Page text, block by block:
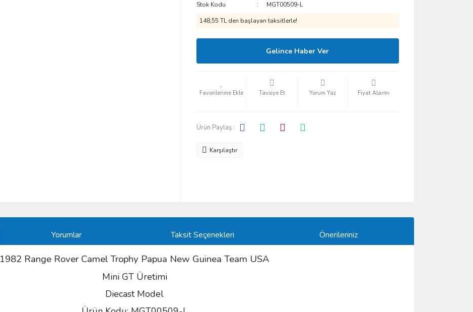
Stok Kodu
MGT00509-L
148,55 TL den başlayan taksitlerle!
Gelince Haber Ver
Tavsiye Et Yorum Yaz Fiyat Alarmı
Ürün Paylaş :
Karşılaştır
Yorumlar Taksit Seçenekleri Önerileriniz
1982 Range Rover Camel Trophy Papua New Guinea Team USA
Mini GT Üretimi
Diecast Model